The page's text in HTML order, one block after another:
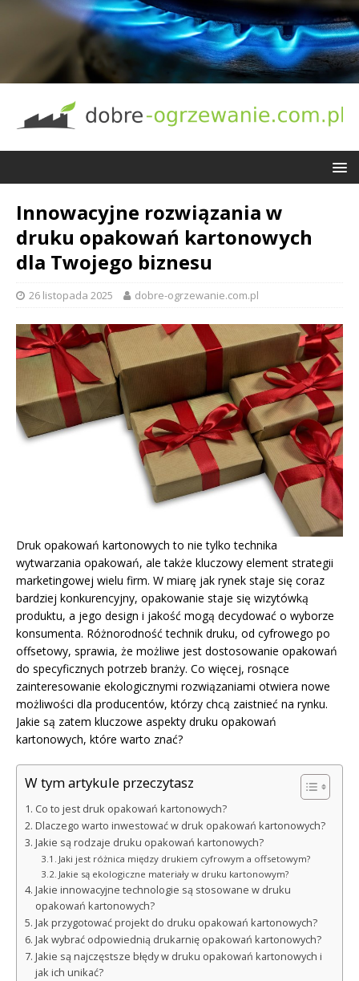
Innowacyjne rozwiązania w
druku opakowań kartonowych
dla Twojego biznesu
26 listopada 2025 dobre-ogrzewanie.com.pl
Druk opakowań kartonowych to nie tylko technika
wytwarzania opakowań, ale także kluczowy element strategii
marketingowej wielu firm. W miarę jak rynek staje się coraz
bardziej konkurencyjny, opakowanie staje się wizytówką
produktu, a jego design i jakość mogą decydować o wyborze
konsumenta. Różnorodność technik druku, od cyfrowego po
offsetowy, sprawia, że możliwe jest dostosowanie opakowań
do specyficznych potrzeb branży. Co więcej, rosnące
zainteresowanie ekologicznymi rozwiązaniami otwiera nowe
możliwości dla producentów, którzy chcą zaistnieć na rynku.
Jakie są zatem kluczowe aspekty druku opakowań
kartonowych, które warto znać?
W tym artykule przeczytasz
Co to jest druk opakowań kartonowych?
Dlaczego warto inwestować w druk opakowań kartonowych?
Jakie są rodzaje druku opakowań kartonowych?
Jaki jest różnica między drukiem cyfrowym a offsetowym?
Jakie są ekologiczne materiały w druku kartonowym?
Jakie innowacyjne technologie są stosowane w druku
opakowań kartonowych?
Jak przygotować projekt do druku opakowań kartonowych?
Jak wybrać odpowiednią drukarnię opakowań kartonowych?
Jakie są najczęstsze błędy w druku opakowań kartonowych i
jak ich unikać?